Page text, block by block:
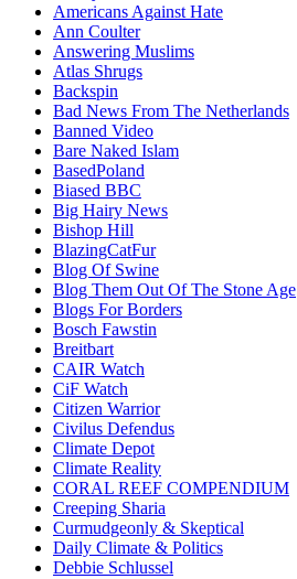
Americans Against Hate
Ann Coulter
Answering Muslims
Atlas Shrugs
Backspin
Bad News From The Netherlands
Banned Video
Bare Naked Islam
BasedPoland
Biased BBC
Big Hairy News
Bishop Hill
BlazingCatFur
Blog Of Swine
Blog Them Out Of The Stone Age
Blogs For Borders
Bosch Fawstin
Breitbart
CAIR Watch
CiF Watch
Citizen Warrior
Civilus Defendus
Climate Depot
Climate Reality
CORAL REEF COMPENDIUM
Creeping Sharia
Curmudgeonly & Skeptical
Daily Climate & Politics
Debbie Schlussel